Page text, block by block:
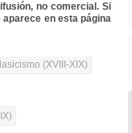
no comercial. Si
en esta página
(XVIII-XIX)